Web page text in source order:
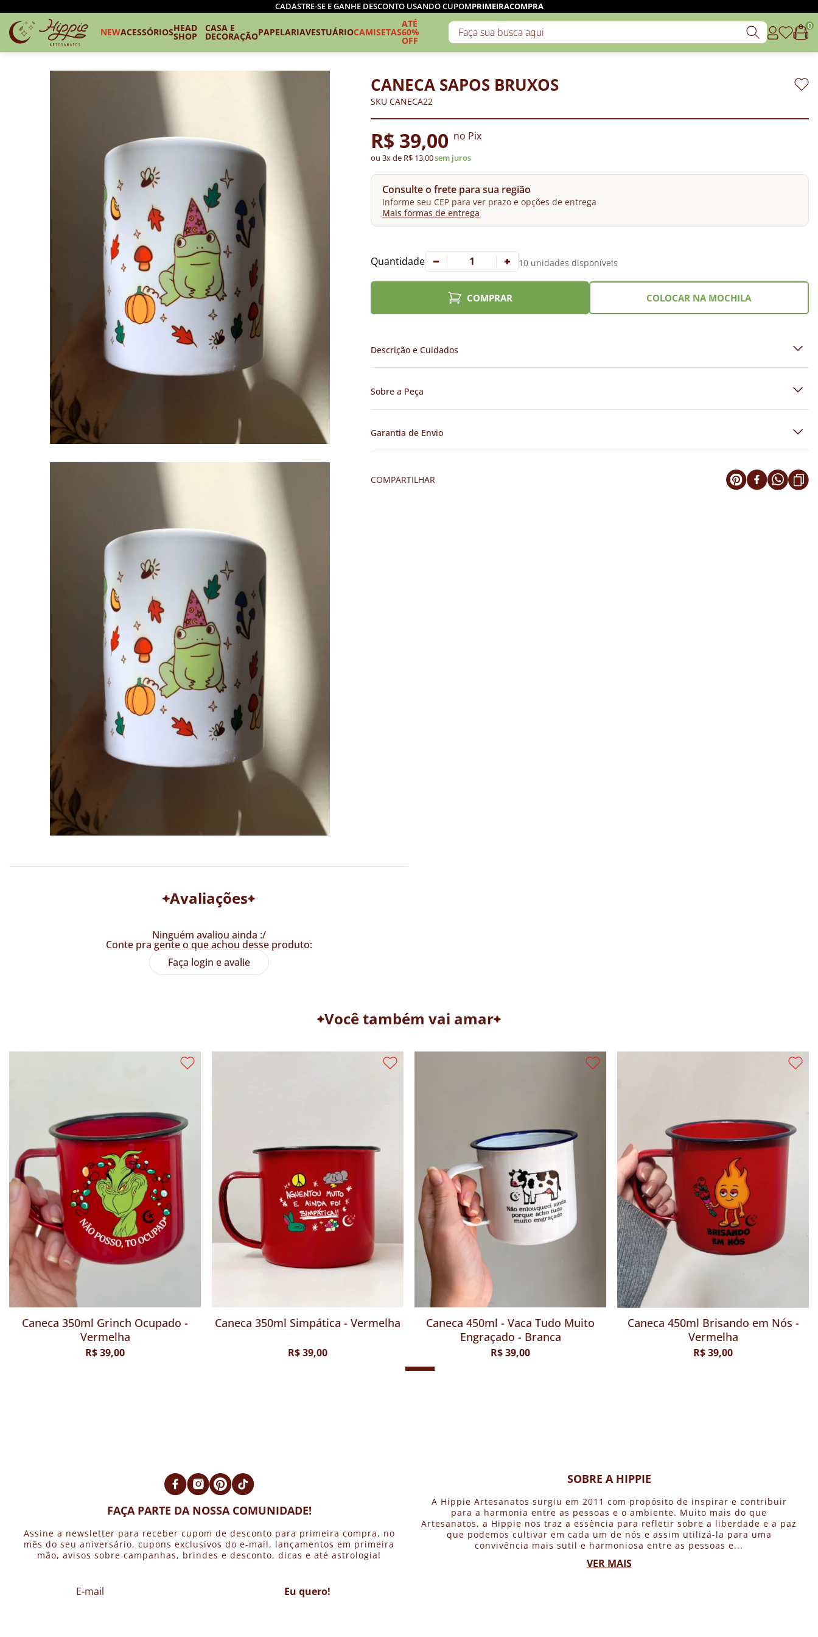
CADASTRE-SE E GANHE DESCONTO USANDO CUPOMPRIMEIRACOMPRA
NEWACESSÓRIOSHEAD
SHOP
CASA E
DECORAÇÃOPAPELARIAVESTUÁRIOCAMISETAS
ATÉ
60%
OFF
0
CANECA SAPOS BRUXOS
SKU CANECA22
R$ 39,00 no Pix
ou 3x de R$ 13,00sem juros
Consulte o frete para sua região
Informe seu CEP para ver prazo e opções de entrega
Mais formas de entrega
Quantidade 10 unidades disponíveis
COMPRAR COLOCAR NA MOCHILA
Descrição e Cuidados
Sobre a Peça
Garantia de Envio
COMPARTILHAR
Avaliações
Ninguém avaliou ainda :/
Conte pra gente o que achou desse produto:
Faça login e avalie
Você também vai amar
Caneca 350ml Grinch Ocupado -
Vermelha
R$ 39,00
Caneca 350ml Simpática - Vermelha
R$ 39,00
Caneca 450ml - Vaca Tudo Muito
Engraçado - Branca
R$ 39,00
Caneca 450ml Brisando em Nós -
Vermelha
R$ 39,00
FAÇA PARTE DA NOSSA COMUNIDADE!
Assine a newsletter para receber cupom de desconto para primeira compra, no
mês do seu aniversário, cupons exclusivos do e-mail, lançamentos em primeira
mão, avisos sobre campanhas, brindes e desconto, dicas e até astrologia!
Eu quero!
SOBRE A HIPPIE
A Hippie Artesanatos surgiu em 2011 com propósito de inspirar e contribuir
para a harmonia entre as pessoas e o ambiente. Muito mais do que
Artesanatos, a Hippie nos traz a essência para refletir sobre a liberdade e a paz
que podemos cultivar em cada um de nós e assim utilizá-la para uma
convivência mais sutil e harmoniosa entre as pessoas e...
VER MAIS